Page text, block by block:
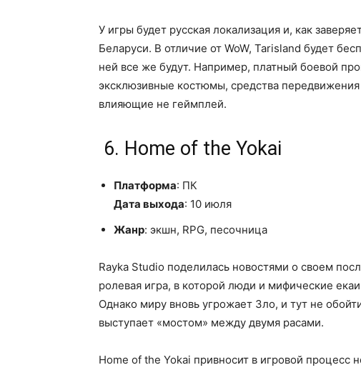
У игры будет русская локализация и, как
Беларуси. В отличие от WoW, Tarisland будет
ней все же будут. Например, платный боевой
эксклюзивные костюмы, средства
влияющие не геймплей.
6. Home of the Yokai
Платформа: ПК
Дата выхода: 10 июля
Жанр: экшн, RPG, песочница
Rayka Studio поделилась новостями о своем
ролевая игра, в которой люди и мифические
Однако миру вновь угрожает Зло, и тут не
выступает «мостом» между двумя расами.
Home of the Yokai привносит в игровой процесс